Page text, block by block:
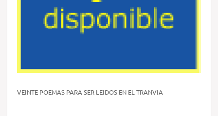
VEINTE POEMAS PARA SER LEIDOS EN EL TRANVIA